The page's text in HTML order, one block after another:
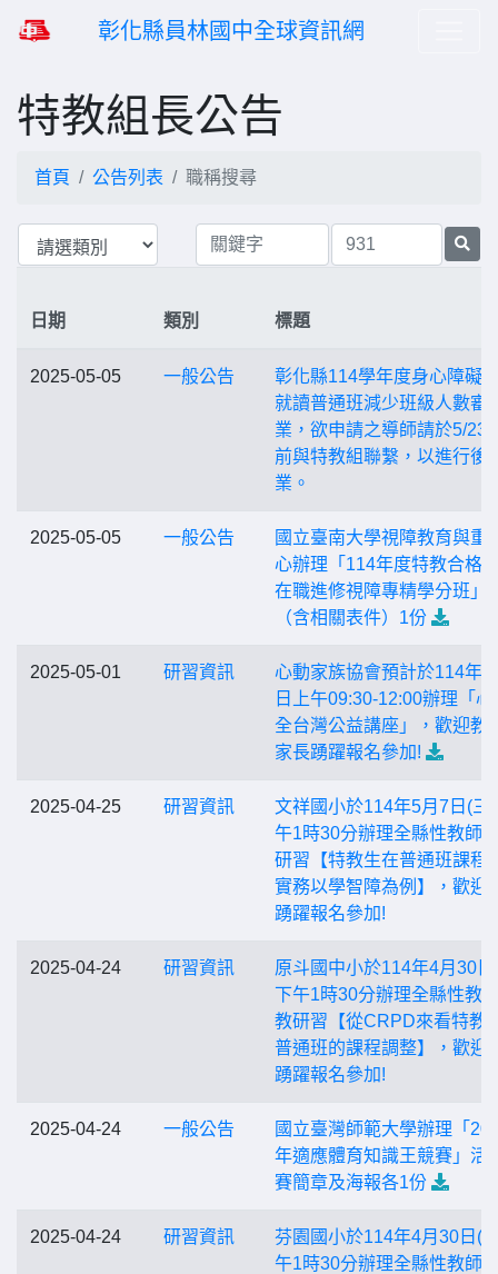
彰化縣員林國中全球資訊網
特教組長公告
首頁 公告列表 職稱搜尋
日期 類別 標題
2025-05-05 一般公告
彰化縣114學年度身心障礙
就讀普通班減少班級人數審
業，欲申請之導師請於5/23(
前與特教組聯繫，以進行後
業。
2025-05-05 一般公告
國立臺南大學視障教育與重
心辦理「114年度特教合格
在職進修視障專精學分班」
（含相關表件）1份
2025-05-01 研習資訊
心動家族協會預計於114年6
日上午09:30-12:00辦理「心
全台灣公益講座」，歡迎教
家長踴躍報名參加!
2025-04-25 研習資訊
文祥國小於114年5月7日(三
午1時30分辦理全縣性教師
研習【特教生在普通班課程
實務以學智障為例】，歡迎
踴躍報名參加!
2025-04-24 研習資訊
原斗國中小於114年4月30日
下午1時30分辦理全縣性教
教研習【從CRPD來看特教
普通班的課程調整】，歡迎
踴躍報名參加!
2025-04-24 一般公告
國立臺灣師範大學辦理「
年適應體育知識王競賽」活
賽簡章及海報各1份
2025-04-24 研習資訊
芬園國小於114年4月30日(
午1時30分辦理全縣性教師